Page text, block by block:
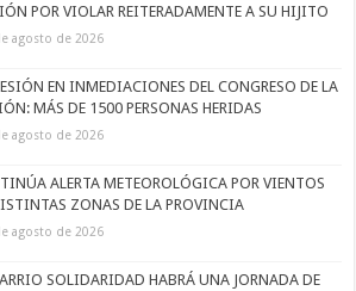
POR VIOLAR REITERADAMENTE A SU HIJITO
agosto de 2026
EN INMEDIACIONES DEL CONGRESO DE LA
MÁS DE 1500 PERSONAS HERIDAS
agosto de 2026
ALERTA METEOROLÓGICA POR VIENTOS
ZONAS DE LA PROVINCIA
agosto de 2026
SOLIDARIDAD HABRÁ UNA JORNADA DE